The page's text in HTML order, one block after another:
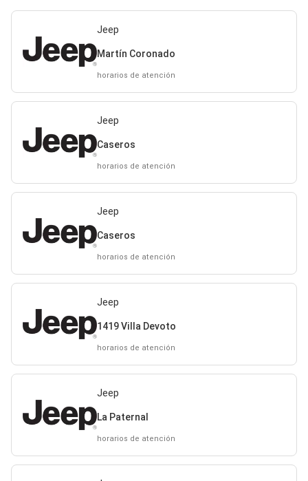
Jeep
Martín Coronado
horarios de atención
Jeep
Caseros
horarios de atención
Jeep
Caseros
horarios de atención
Jeep
1419 Villa Devoto
horarios de atención
Jeep
La Paternal
horarios de atención